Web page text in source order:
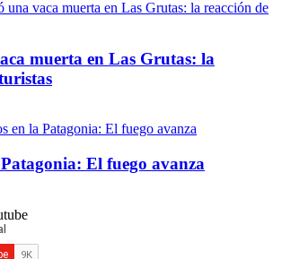
muerta en Las Grutas: la
El fuego avanza